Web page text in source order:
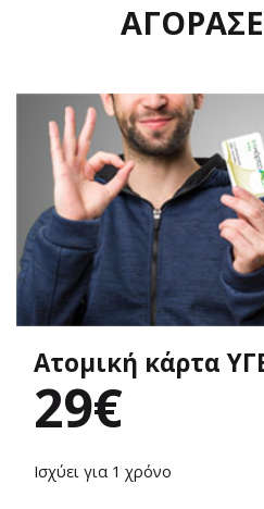
Ατομική κάρτα
29€
Ισχύει για 1 χρόνο